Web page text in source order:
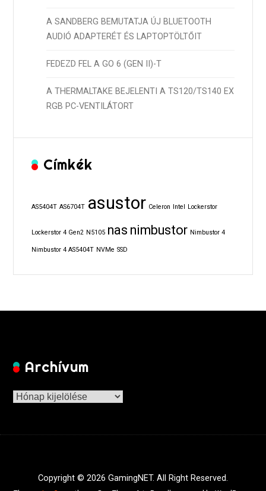
A SANDBERG BEMUTATJA ÚJ BLUETOOTH
AUDIÓ ADAPTERÉT ÉS LAPTOPTÖLTŐIT
FEDEZD FEL A GO 6 (GEN II)-T
A THERMALTAKE BEJELENTI A TS120/TS140 EX
RGB PC-VENTILÁTORT
Címkék
AS5404T AS6704T asustor Celeron Intel Lockerstor
Lockerstor 4 Gen2 N5105 nas nimbustor Nimbustor 4
Nimbustor 4 AS5404T NVMe SSD
Archívum
Archívum
Copyright © 2026 GamingNET. All Right Reserved.